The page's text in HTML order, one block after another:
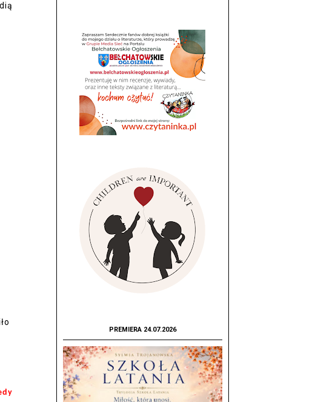
PREMIERA 24.07.2026